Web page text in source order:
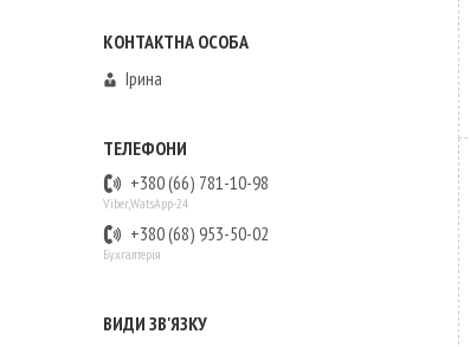
Ірина
+380 (66) 781-10-98
Viber,WatsApp-24
+380 (68) 953-50-02
Бухгалтерія